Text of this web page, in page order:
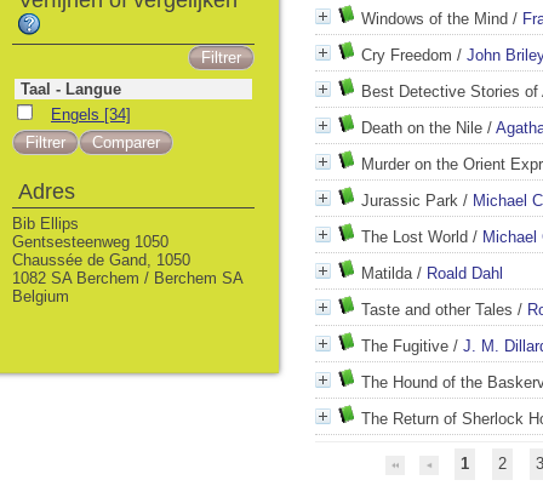
Windows of the Mind /
Cry Freedom / John
Best Detective Stories of
Death on the Nile /
Murder on the Orient
Jurassic Park / Michael
The Lost World / Michael
Matilda/ Roald Dahl
Taste and other Tales /
The Fugitive / J. M.
The Hound of the
The Return of Sherlock
1 2 3
Taal - Langue
Engels [34]
Adres
Bib Ellips
Gentsesteenweg 1050
Chaussée de Gand, 1050
1082 SA Berchem / Berchem SA
Belgium